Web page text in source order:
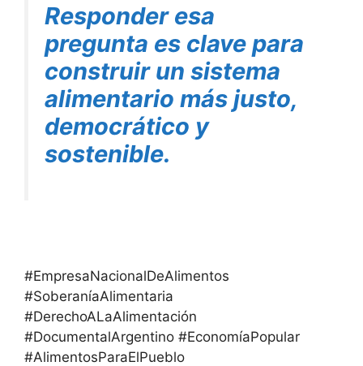
Responder esa
pregunta es clave para
construir un sistema
alimentario más justo,
democrático y
sostenible.
#EmpresaNacionalDeAlimentos
#SoberaníaAlimentaria
#DerechoALaAlimentación
#DocumentalArgentino #EconomíaPopular
#AlimentosParaElPueblo